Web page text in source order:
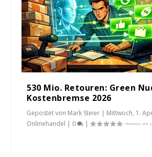
530 Mio. Retouren: Green
Kostenbremse 2026
Gepostet von Mark Steier | Mittwoch, 1.
Onlinehandel | 0 |